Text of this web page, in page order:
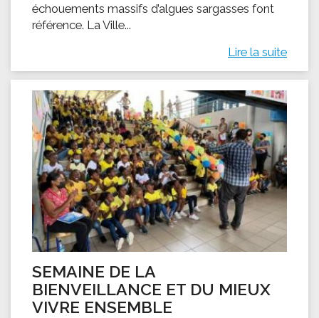
échouements massifs d’algues sargasses font
référence. La Ville...
Lire la suite
SEMAINE DE LA
BIENVEILLANCE ET DU MIEUX
VIVRE ENSEMBLE